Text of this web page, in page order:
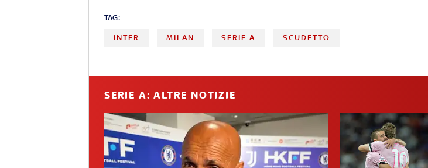
TAG:
INTER MILAN SERIE A SCUDETTO
SERIE A: ALTRE NOTIZIE